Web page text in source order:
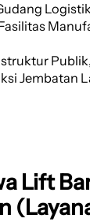
Logistik
Jembatan
Lift